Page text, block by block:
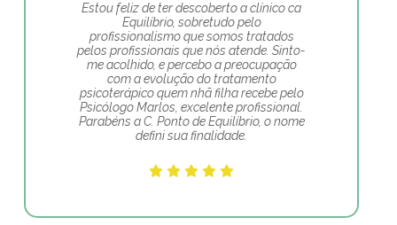
Estou feliz de ter descoberto a clínico ca
Equilíbrio, sobretudo pelo
profissionalismo que somos tratados
pelos profissionais que nós atende. Sinto-
me acolhido, e percebo a preocupação
com a evolução do tratamento
psicoterápico quem nhã filha recebe pelo
Psicólogo Marlos, excelente profissional.
Parabéns a C. Ponto de Equilíbrio, o nome
defini sua finalidade.